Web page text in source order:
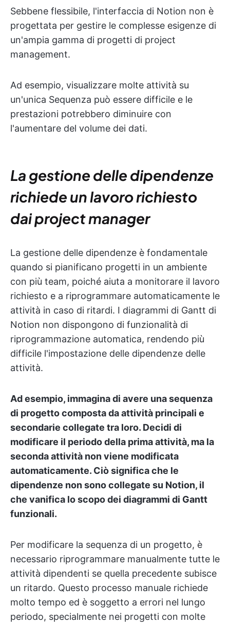
Sebbene flessibile, l'interfaccia di Notion non è
progettata per gestire le complesse esigenze di
un'ampia gamma di progetti di project
management.
Ad esempio, visualizzare molte attività su
un'unica Sequenza può essere difficile e le
prestazioni potrebbero diminuire con
l'aumentare del volume dei dati.
La gestione delle dipendenze
richiede un lavoro richiesto
dai project manager
La gestione delle dipendenze è fondamentale
quando si pianificano progetti in un ambiente
con più team, poiché aiuta a monitorare il lavoro
richiesto e a riprogrammare automaticamente le
attività in caso di ritardi. I diagrammi di Gantt di
Notion non dispongono di funzionalità di
riprogrammazione automatica, rendendo più
difficile l'impostazione delle dipendenze delle
attività.
Ad esempio, immagina di avere una sequenza
di progetto composta da attività principali e
secondarie collegate tra loro. Decidi di
modificare il periodo della prima attività, ma la
seconda attività non viene modificata
automaticamente. Ciò significa che le
dipendenze non sono collegate su Notion, il
che vanifica lo scopo dei diagrammi di Gantt
funzionali.
Per modificare la sequenza di un progetto, è
necessario riprogrammare manualmente tutte le
attività dipendenti se quella precedente subisce
un ritardo. Questo processo manuale richiede
molto tempo ed è soggetto a errori nel lungo
periodo, specialmente nei progetti con molte